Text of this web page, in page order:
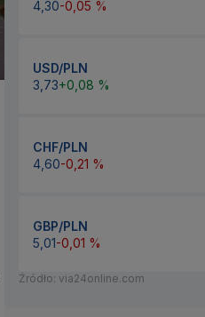
4,30-0,05 %
USD/PLN
3,73+0,08 %
CHF/PLN
4,60-0,21 %
GBP/PLN
5,01-0,01 %
Źródło: via24online.com